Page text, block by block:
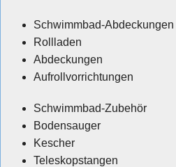
Schwimmbad-Abdeckungen
Rollladen
Abdeckungen
Aufrollvorrichtungen
Schwimmbad-Zubehör
Bodensauger
Kescher
Teleskopstangen